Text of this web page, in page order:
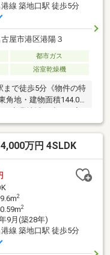
線 築地口駅 徒歩5分
屋市港区港陽３
都市ガス
浴室乾燥機
まで徒歩5分《物件の特
角地・建物面積144.03
ております・飲食店
フォメーション》・名
まで・・・・約
港区役所ま
港築地口店ま
アスクルま
万円 4SLDK
2
2
9月(築28年)
線 築地口駅 徒歩5分